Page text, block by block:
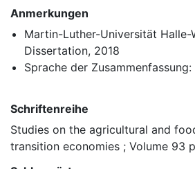
Anmerkungen
Martin-Luther-Universität Halle-
Dissertation, 2018
Sprache der
Schriftenreihe
Studies on the agricultural and
transition economies ; Volume 93